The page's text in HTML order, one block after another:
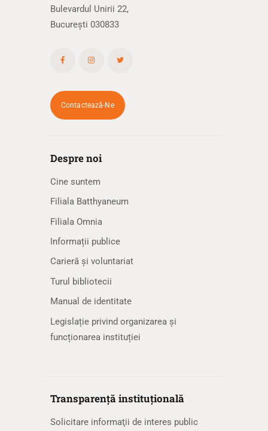
Bulevardul Unirii 22,
București 030833
Contactează-Ne
Despre noi
Cine suntem
Filiala Batthyaneum
Filiala Omnia
Informații publice
Carieră și voluntariat
Turul bibliotecii
Manual de identitate
Legislație privind organizarea și
funcționarea instituției
Transparență instituțională
Solicitare informaţii de interes public